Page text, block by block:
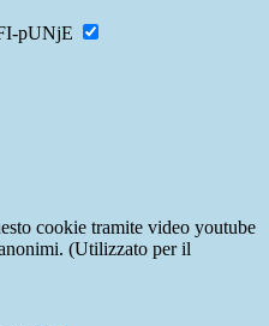
pUNjE
cookie tramite video youtube
(Utilizzato per il